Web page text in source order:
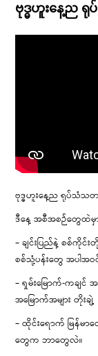
ဗုဒ္ဓဟူးနေ့ည
ဗုဒ္ဓဟူးနေ့ည ရုပ်သံသတ
ဒီနေ့ အစီအစဉ်တွေထဲမှ
– ချင်းပြည်နဲ့ စစ်ကို
စစ်သုံ့ပန်းတွေ အပါအ
– ရှမ်းမြောက်-ကချ
အမြောက်အများ တိုးချဲ့
– ထိုင်းရောက် မြန်
တွေက ဘာတွေလဲ။